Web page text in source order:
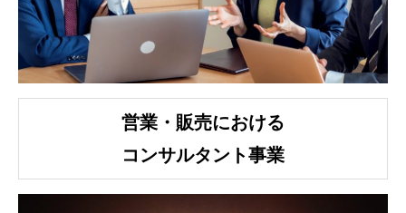
営業・販売における
コンサルタント事業